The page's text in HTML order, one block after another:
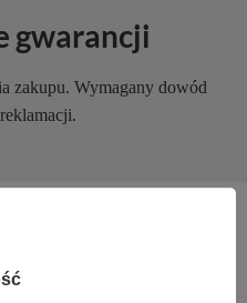
gwarancji
zakupu. Wymagany dowód